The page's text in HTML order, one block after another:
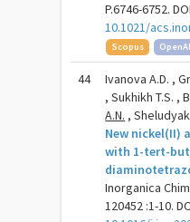
P.6746-6752.
10.1021/
Scopus
44
Ivanova A.D. ,
, Sukhikh T.S. ,
A.N. ,
New nickel(II)
with 1-tert-
Inorganica
120452 :1-10.